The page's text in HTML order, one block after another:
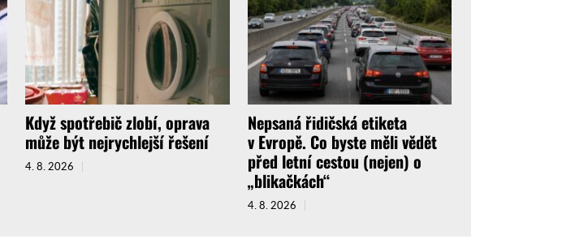
Když spotřebič zlobí, oprava
může být nejrychlejší řešení
4. 8. 2026
Nepsaná řidičská etiketa
v Evropě. Co byste měli vědět
před letní cestou (nejen) o
„blikačkách“
4. 8. 2026